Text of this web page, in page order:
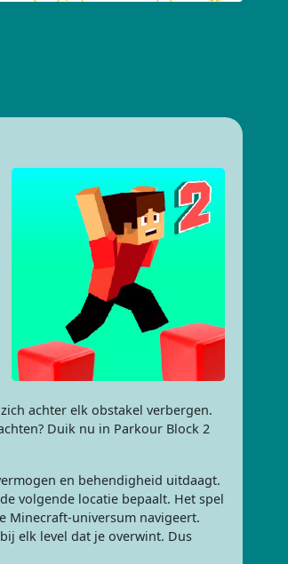
achter elk obstakel verbergen.
Duik nu in Parkour Block 2
en behendigheid uitdaagt.
volgende locatie bepaalt. Het spel
Minecraft-universum navigeert.
elk level dat je overwint. Dus